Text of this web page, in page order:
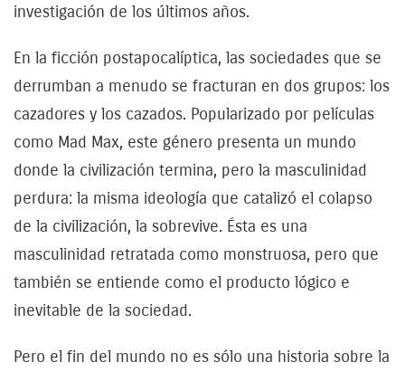
investigación de los últimos años.
En la ficción postapocalíptica, las sociedades que se
derrumban a menudo se fracturan en dos grupos: los
cazadores y los cazados. Popularizado por películas
como Mad Max, este género presenta un mundo
donde la civilización termina, pero la masculinidad
perdura: la misma ideología que catalizó el colapso
de la civilización, la sobrevive. Ésta es una
masculinidad retratada como monstruosa, pero que
también se entiende como el producto lógico e
inevitable de la sociedad.
Pero el fin del mundo no es sólo una historia sobre la